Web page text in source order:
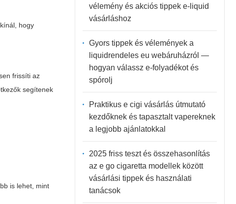
hogy
frissíti az
segítenek
is lehet, mint
vélemény és akciós tippek e-liquid
vásárláshoz
Gyors tippek és vélemények a
liquidrendeles eu webáruházról —
hogyan válassz e-folyadékot és
spórolj
Praktikus e cigi vásárlás útmutató
kezdőknek és tapasztalt vapereknek
a legjobb ajánlatokkal
2025 friss teszt és összehasonlítás
az e go cigaretta modellek között
vásárlási tippek és használati
tanácsok